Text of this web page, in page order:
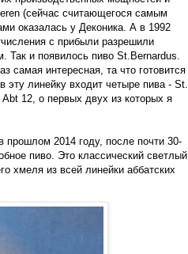
(сейчас считающегося самым
оказалась у Деконика. А в 1992
с прибыли разрешили
и появилось пиво St.Bernardus.
самая интересная, та что готовится
линейку входит четыре пива - St.
12, о первых двух из которых я
прошлом 2014 году, после почти 30-
пиво. Это классический светлый
хмеля из всей линейки аббатских